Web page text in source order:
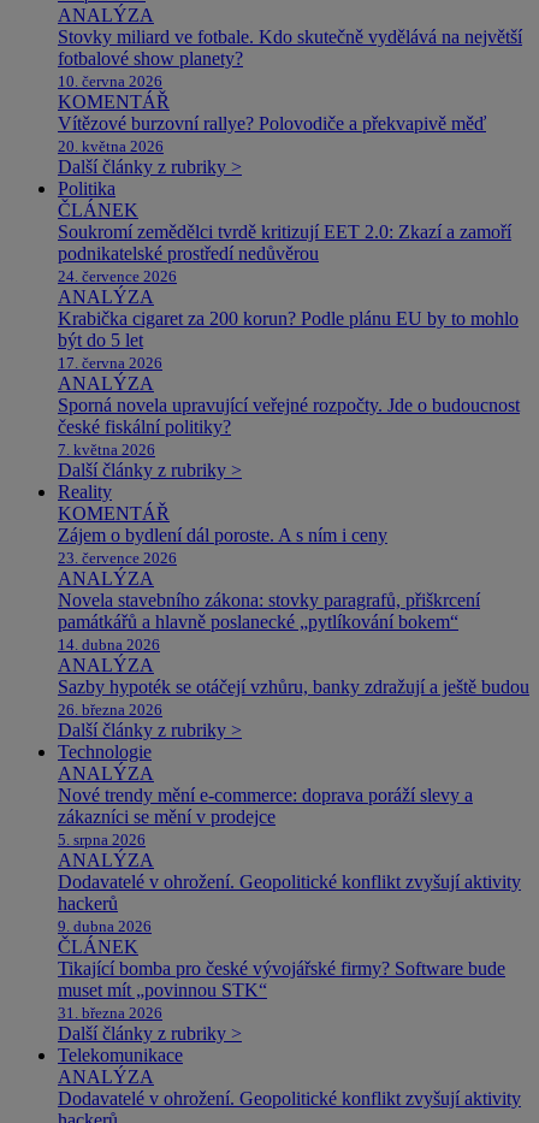
ANALÝZA
Stovky miliard ve fotbale. Kdo skutečně vydělává na největší
fotbalové show planety?
10. června 2026
KOMENTÁŘ
Vítězové burzovní rallye? Polovodiče a překvapivě měď
20. května 2026
Další články z rubriky >
Politika
ČLÁNEK
Soukromí zemědělci tvrdě kritizují EET 2.0: Zkazí a zamoří
podnikatelské prostředí nedůvěrou
24. července 2026
ANALÝZA
Krabička cigaret za 200 korun? Podle plánu EU by to mohlo
být do 5 let
17. června 2026
ANALÝZA
Sporná novela upravující veřejné rozpočty. Jde o budoucnost
české fiskální politiky?
7. května 2026
Další články z rubriky >
Reality
KOMENTÁŘ
Zájem o bydlení dál poroste. A s ním i ceny
23. července 2026
ANALÝZA
Novela stavebního zákona: stovky paragrafů, přiškrcení
památkářů a hlavně poslanecké „pytlíkování bokem“
14. dubna 2026
ANALÝZA
Sazby hypoték se otáčejí vzhůru, banky zdražují a ještě budou
26. března 2026
Další články z rubriky >
Technologie
ANALÝZA
Nové trendy mění e-commerce: doprava poráží slevy a
zákazníci se mění v prodejce
5. srpna 2026
ANALÝZA
Dodavatelé v ohrožení. Geopolitické konflikt zvyšují aktivity
hackerů
9. dubna 2026
ČLÁNEK
Tikající bomba pro české vývojářské firmy? Software bude
muset mít „povinnou STK“
31. března 2026
Další články z rubriky >
Telekomunikace
ANALÝZA
Dodavatelé v ohrožení. Geopolitické konflikt zvyšují aktivity